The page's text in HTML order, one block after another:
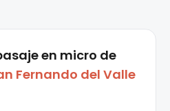
en micro de
Fernando del Valle